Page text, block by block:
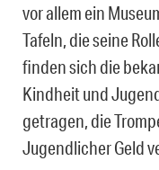
vor allem ein
Tafeln, die seine
finden sich die
Kindheit und
getragen, die
Jugendlicher Geld